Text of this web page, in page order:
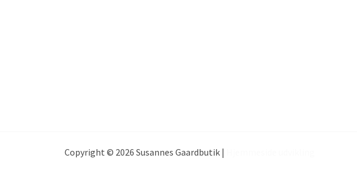
Copyright © 2026 Susannes Gaardbutik |